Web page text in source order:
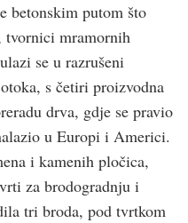
betonskim putom što
tvornici mramornih
se u razrušeni
s četiri proizvodna
drva, gdje se pravio
u Europi i Americi.
i kamenih pločica,
za brodogradnju i
tri broda, pod tvrtkom